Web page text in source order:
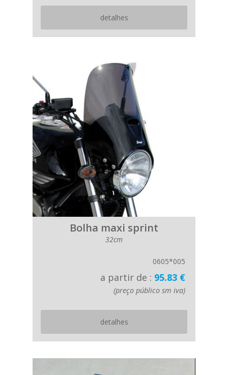
detalhes
Bolha maxi sprint
32cm
0605*005
a partir de : 95.83 €
(preço público sm iva)
detalhes